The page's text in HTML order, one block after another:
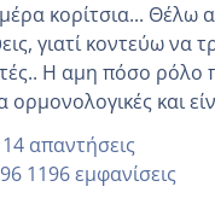
κορίτσια... Θέλω
τρελαθώ από
Η αμη πόσο ρόλο
ορμονολογικές και
ηλικία μου.. Είχα ήδη
που έπρεπε να
εβδομάδα και
14 απαντήσεις
1196 εμφανίσεις